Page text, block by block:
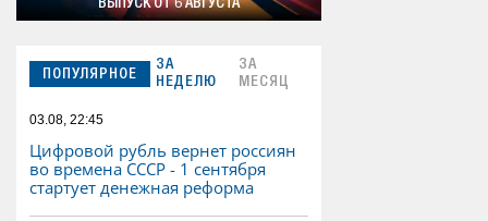
ВЫПУСК ОТ 6 АВГУСТА
ПОПУЛЯРНОЕ
ЗА
НЕДЕЛЮ
ЗА
МЕСЯЦ
03.08, 22:45
Цифровой рубль вернет россиян
во времена СССР - 1 сентября
стартует денежная реформа